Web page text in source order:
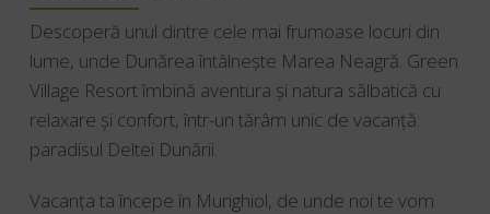
Descoperă unul dintre cele mai frumoase locuri din
lume, unde Dunărea întâlnește Marea Neagră. Green
Village Resort îmbină aventura și natura sălbatică cu
relaxare și confort, într-un tărâm unic de vacanță:
paradisul Deltei Dunării.
Vacanța ta începe în Murighiol, de unde noi te vom